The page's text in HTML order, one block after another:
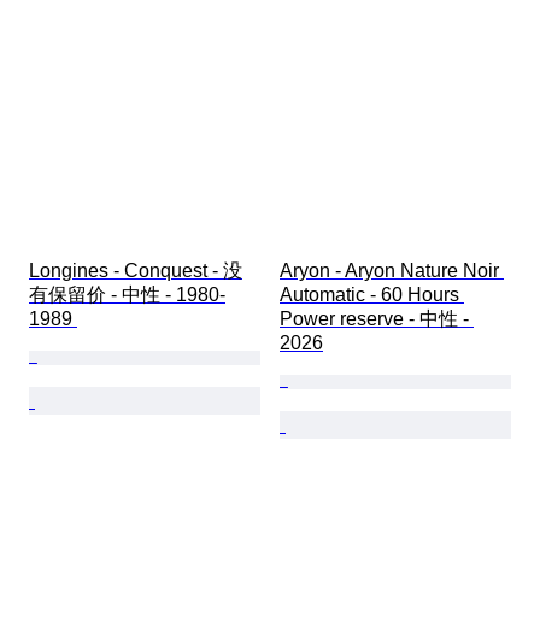
Longines - Conquest - 没
有保留价 - 中性 - 1980-
1989
Aryon - Aryon Nature Noir
Automatic - 60 Hours
Power reserve - 中性 -
2026